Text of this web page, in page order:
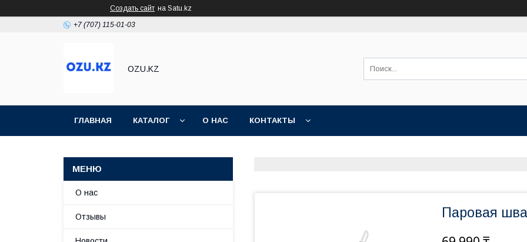
Создать сайт на Satu.kz
+7 (707) 115-01-03
OZU.KZ
ГЛАВНАЯ КАТАЛОГ О НАС КОНТАКТЫ
Паровая
О нас
Отзывы